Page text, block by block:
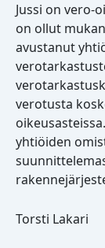
Jussi on vero-
on ollut
avustanut
verotusta
yhtiöiden
Torsti Lakari